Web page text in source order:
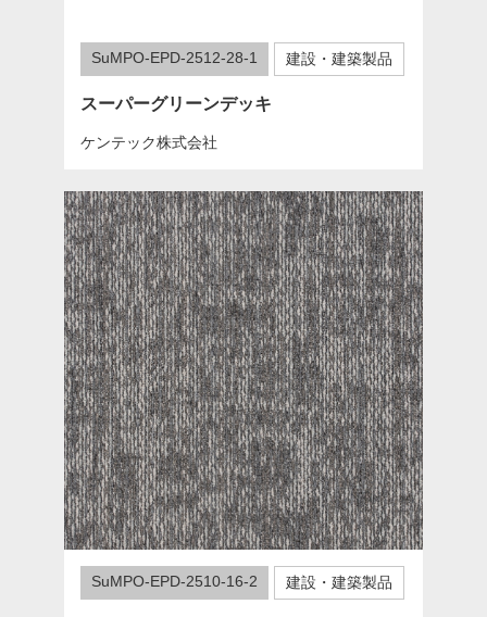
SuMPO-EPD-2512-28-1 建設・建築製品
スーパーグリーンデッキ
ケンテック株式会社
SuMPO-EPD-2510-16-2 建設・建築製品